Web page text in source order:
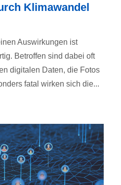
Klimawandel
Auswirkungen ist
Betroffen sind dabei oft
digitalen Daten, die Fotos
fatal wirken sich die...